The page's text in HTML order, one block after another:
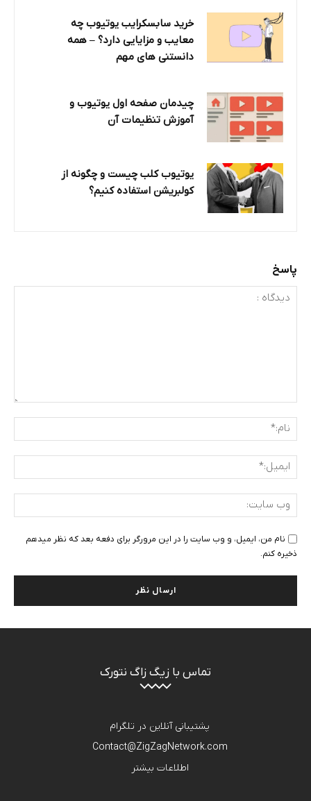
خرید سابسکرایب یوتیوب چه
معایب و مزایایی دارد؟‌ – همه
دانستنی های مهم
چیدمان صفحه اول یوتیوب و
آموزش تنظیمات آن
یوتیوب کلب چیست و چگونه از
کولبریشن استفاده کنیم؟
پاسخ
نام من، ایمیل، و وب سایت را در این مرورگر برای دفعه بعد که نظر میدهم
ذخیره کنم.
تماس با زیگ زاگ نتورک
پشتیبانی آنلاین در تلگرام
Contact@ZigZagNetwork.com
اطلاعات بیشتر